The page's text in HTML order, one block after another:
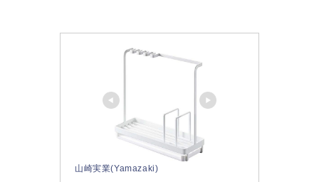
山崎実業(Yamazaki)